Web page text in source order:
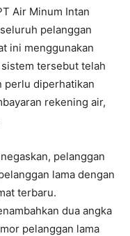
Air Minum Intan
pelanggan
ini menggunakan
tersebut telah
perlu diperhatikan
rekening air,
pelanggan
lama dengan
terbaru.
dua angka
pelanggan lama